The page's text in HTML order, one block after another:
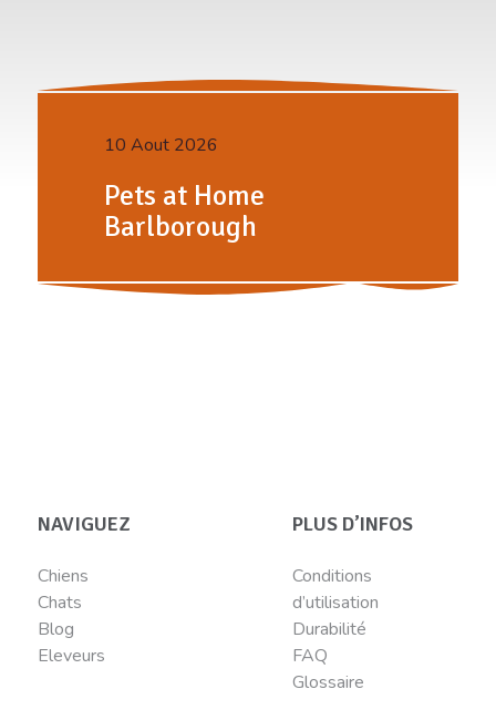
10 Aout 2026
Pets at Home
Barlborough
NAVIGUEZ
Chiens
Chats
Blog
Eleveurs
PLUS D’INFOS
Conditions
d’utilisation
Durabilité
FAQ
Glossaire